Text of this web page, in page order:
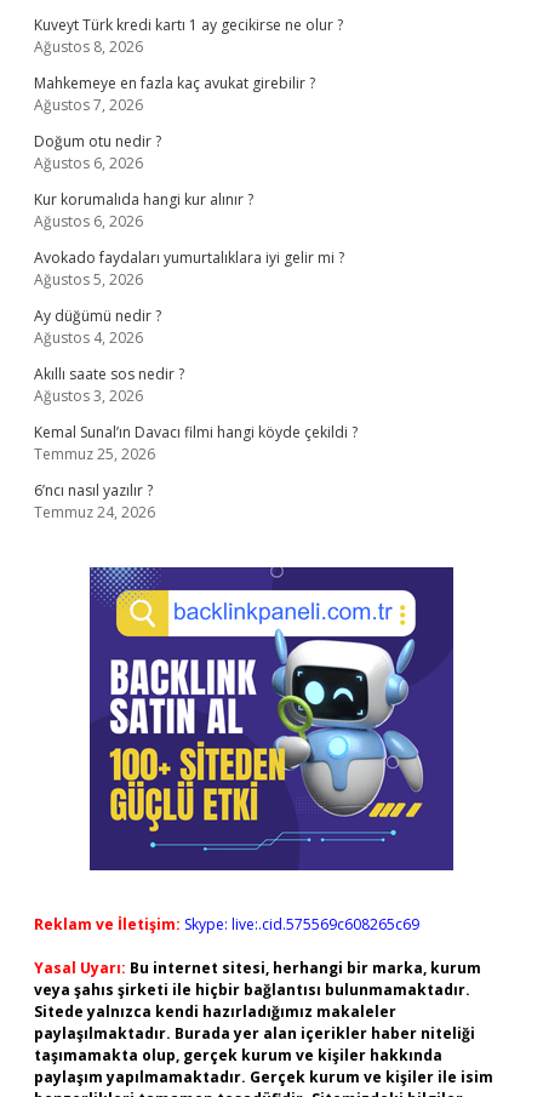
Kuveyt Türk kredi kartı 1 ay gecikirse ne olur ?
Ağustos 8, 2026
Mahkemeye en fazla kaç avukat girebilir ?
Ağustos 7, 2026
Doğum otu nedir ?
Ağustos 6, 2026
Kur korumalıda hangi kur alınır ?
Ağustos 6, 2026
Avokado faydaları yumurtalıklara iyi gelir mi ?
Ağustos 5, 2026
Ay düğümü nedir ?
Ağustos 4, 2026
Akıllı saate sos nedir ?
Ağustos 3, 2026
Kemal Sunal’ın Davacı filmi hangi köyde çekildi ?
Temmuz 25, 2026
6’ncı nasıl yazılır ?
Temmuz 24, 2026
Reklam ve İletişim: Skype: live:.cid.575569c608265c69
Yasal Uyarı: Bu internet sitesi, herhangi bir marka, kurum
veya şahıs şirketi ile hiçbir bağlantısı bulunmamaktadır.
Sitede yalnızca kendi hazırladığımız makaleler
paylaşılmaktadır. Burada yer alan içerikler haber niteliği
taşımamakta olup, gerçek kurum ve kişiler hakkında
paylaşım yapılmamaktadır. Gerçek kurum ve kişiler ile isim